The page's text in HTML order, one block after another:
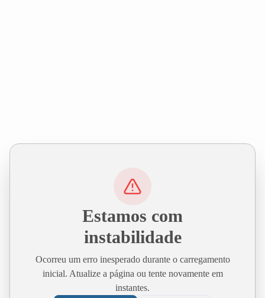
Estamos com
instabilidade
Ocorreu um erro inesperado durante o carregamento
inicial. Atualize a página ou tente novamente em
instantes.